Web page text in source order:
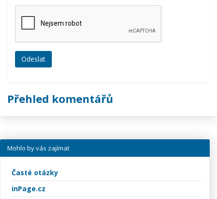
Přehled komentářů
Mohlo by vás zajímat
Časté otázky
inPage.cz